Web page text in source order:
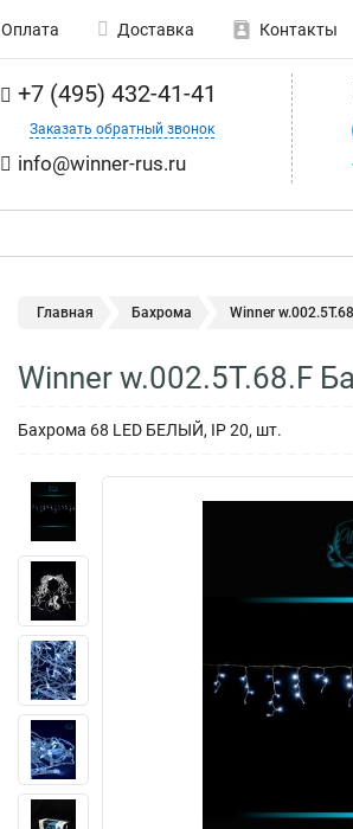
Оплата Доставка Контакты
+7 (495) 432-41-41
Заказать обратный звонок
info@winner-rus.ru
Главная Бахрома Winner
Winner w.002.5Т.68.F
Бахрома 68 LED БЕЛЫЙ, IP 20, шт.